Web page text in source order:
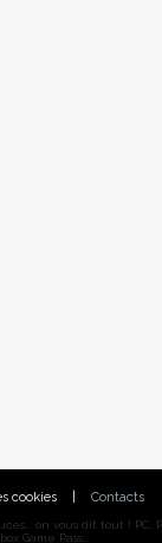
cookies Contacts
on vous dit tout ! PC,
Game Pass...